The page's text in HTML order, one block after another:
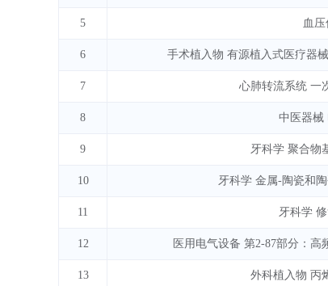
5 血
6 手术植入物 有源植入式医疗器
7 心肺转流系统 一
8 中医器械
9 牙科学 聚合物
10 牙科学 金属-陶瓷和
11 牙科学
12 医用电气设备 第2-87部分：
13 外科植入物 丙